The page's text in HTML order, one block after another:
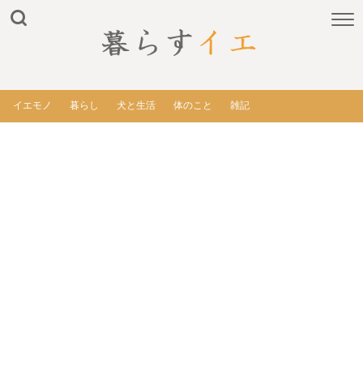
イエモノ 暮らし 犬と生活 体のこと 雑記